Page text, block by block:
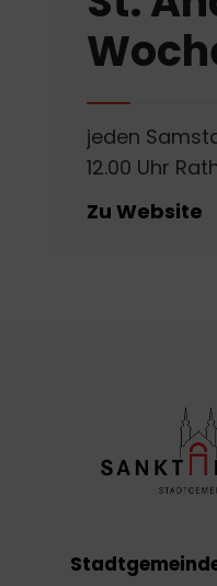
jeden
12.00 Uhr
Zu Website